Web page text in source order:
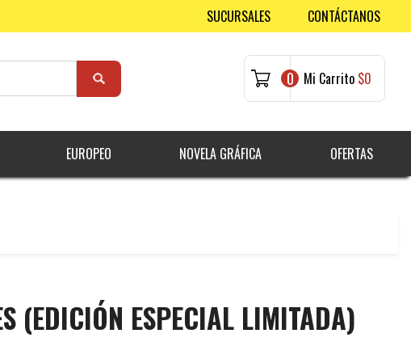
SUCURSALES CONTÁCTANOS
0 Mi Carrito $0
EUROPEO NOVELA GRÁFICA OFERTAS
(EDICIÓN ESPECIAL LIMITADA)